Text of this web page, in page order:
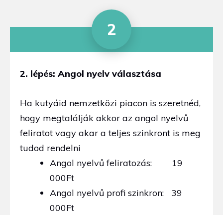
2
2. lépés: Angol nyelv választása
Ha kutyáid nemzetközi piacon is szeretnéd,
hogy megtalálják akkor az angol nyelvű
feliratot vagy akar a teljes szinkront is meg
tudod rendelni
Angol nyelvű feliratozás: 19
000Ft
Angol nyelvű profi szinkron: 39
000Ft